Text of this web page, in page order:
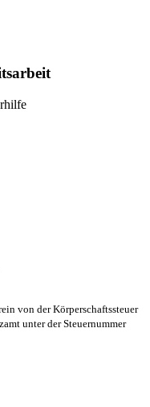
von der Körperschaftssteuer
unter der Steuernummer